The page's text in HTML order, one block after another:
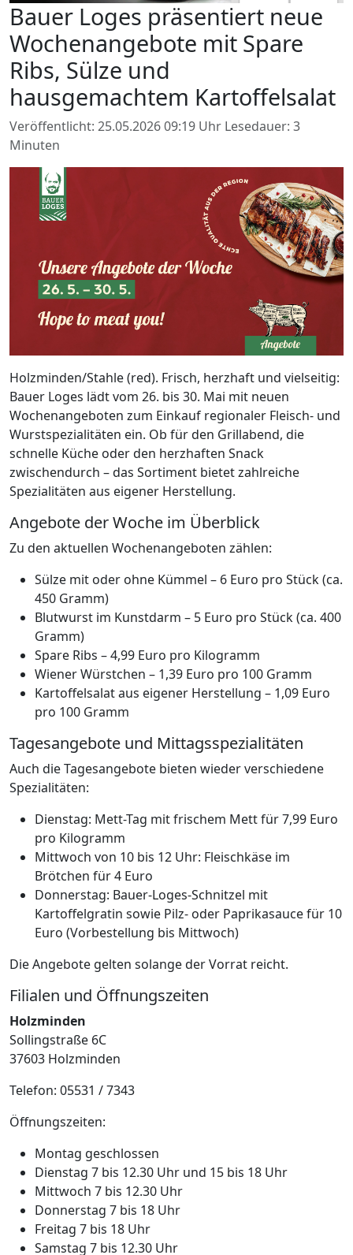
Bauer Loges präsentiert neue
Wochenangebote mit Spare
Ribs, Sülze und
hausgemachtem Kartoffelsalat
Veröffentlicht: 25.05.2026 09:19 Uhr Lesedauer: 3
Minuten
Holzminden/Stahle (red). Frisch, herzhaft und vielseitig:
Bauer Loges lädt vom 26. bis 30. Mai mit neuen
Wochenangeboten zum Einkauf regionaler Fleisch- und
Wurstspezialitäten ein. Ob für den Grillabend, die
schnelle Küche oder den herzhaften Snack
zwischendurch – das Sortiment bietet zahlreiche
Spezialitäten aus eigener Herstellung.
Angebote der Woche im Überblick
Zu den aktuellen Wochenangeboten zählen:
Sülze mit oder ohne Kümmel – 6 Euro pro Stück (ca.
450 Gramm)
Blutwurst im Kunstdarm – 5 Euro pro Stück (ca. 400
Gramm)
Spare Ribs – 4,99 Euro pro Kilogramm
Wiener Würstchen – 1,39 Euro pro 100 Gramm
Kartoffelsalat aus eigener Herstellung – 1,09 Euro
pro 100 Gramm
Tagesangebote und Mittagsspezialitäten
Auch die Tagesangebote bieten wieder verschiedene
Spezialitäten:
Dienstag: Mett-Tag mit frischem Mett für 7,99 Euro
pro Kilogramm
Mittwoch von 10 bis 12 Uhr: Fleischkäse im
Brötchen für 4 Euro
Donnerstag: Bauer-Loges-Schnitzel mit
Kartoffelgratin sowie Pilz- oder Paprikasauce für 10
Euro (Vorbestellung bis Mittwoch)
Die Angebote gelten solange der Vorrat reicht.
Filialen und Öffnungszeiten
Holzminden
Sollingstraße 6C
37603 Holzminden
Telefon: 05531 / 7343
Öffnungszeiten:
Montag geschlossen
Dienstag 7 bis 12.30 Uhr und 15 bis 18 Uhr
Mittwoch 7 bis 12.30 Uhr
Donnerstag 7 bis 18 Uhr
Freitag 7 bis 18 Uhr
Samstag 7 bis 12.30 Uhr